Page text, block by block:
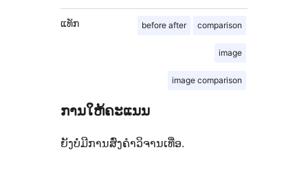
ແທັກ before after comparison
image
image comparison
ການໃຫ້ຄະແນນ
ຍັງບໍ່ມີການສົ່ງຄຳວິຈານເທື່ອ.